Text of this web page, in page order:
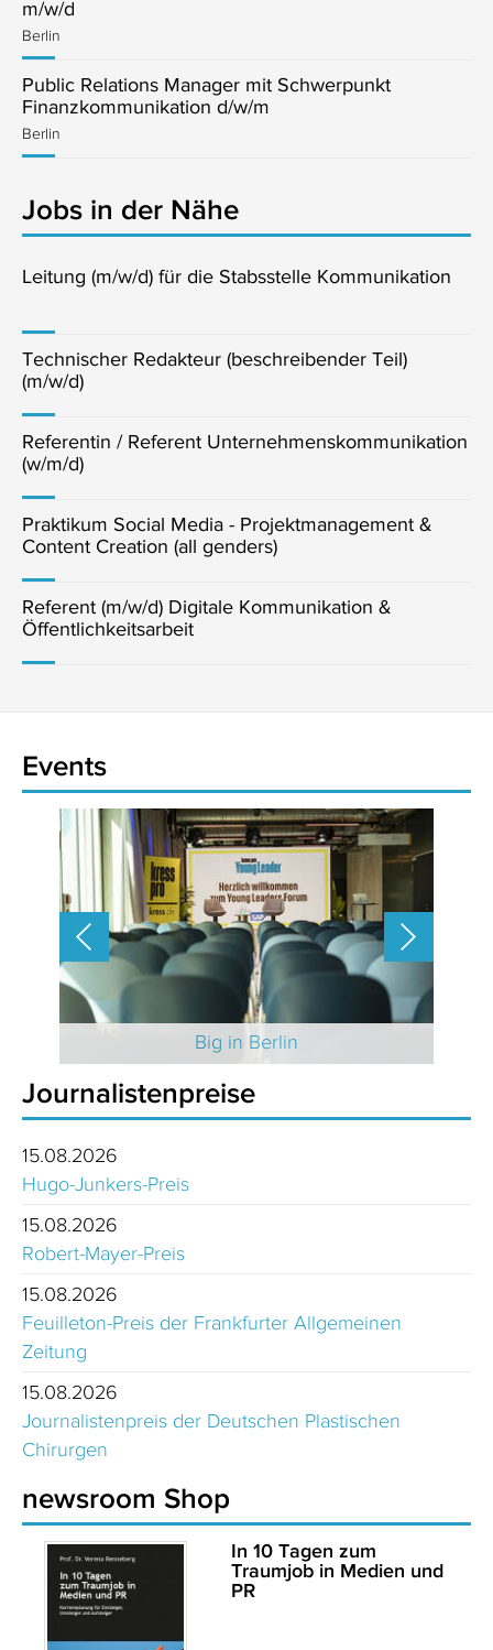
m/w/d
Berlin
Public Relations Manager mit Schwerpunkt
Finanzkommunikation d/w/m
Berlin
Jobs in der Nähe
Leitung (m/w/d) für die Stabsstelle Kommunikation
Technischer Redakteur (beschreibender Teil)
(m/w/d)
Referentin / Referent Unternehmenskommunikation
(w/m/d)
Praktikum Social Media - Projektmanagement &
Content Creation (all genders)
Referent (m/w/d) Digitale Kommunikation &
Öffentlichkeitsarbeit
Events
Big in Berlin
Journalistenpreise
15.08.2026
Hugo-Junkers-Preis
15.08.2026
Robert-Mayer-Preis
15.08.2026
Feuilleton-Preis der Frankfurter Allgemeinen
Zeitung
15.08.2026
Journalistenpreis der Deutschen Plastischen
Chirurgen
newsroom Shop
In 10 Tagen zum
Traumjob in Medien und
PR